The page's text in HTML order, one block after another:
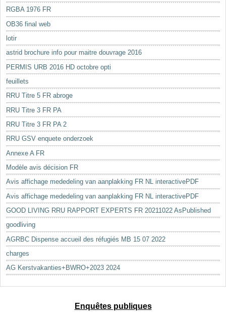
RGBA 1976 FR
OB36 final web
lotir
astrid brochure info pour maitre douvrage 2016
PERMIS URB 2016 HD octobre opti
feuillets
RRU Titre 5 FR abroge
RRU Titre 3 FR PA
RRU Titre 3 FR PA 2
RRU GSV enquete onderzoek
Annexe A FR
Modèle avis décision FR
Avis affichage mededeling van aanplakking FR NL interactivePDF
Avis affichage mededeling van aanplakking FR NL interactivePDF
GOOD LIVING RRU RAPPORT EXPERTS FR 20211022 AsPublished
goodliving
AGRBC Dispense accueil des réfugiés MB 15 07 2022
charges
AG Kerstvakanties+BWRO+2023 2024
Enquêtes publiques